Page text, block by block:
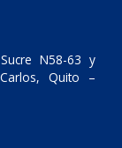
N58-63 y
Quito –